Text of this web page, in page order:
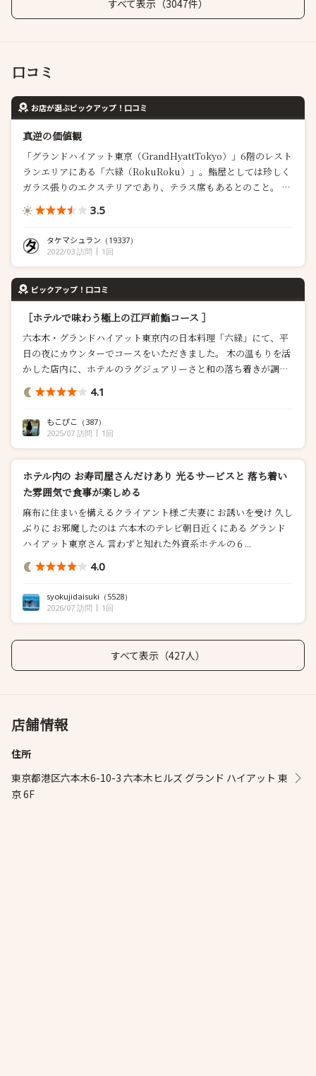
すべて表示（3047件）
口コミ
お店が選ぶピックアップ！口コミ
真逆の価値観
「グランドハイアット東京（GrandHyattTokyo）」6階のレスト
ランエリアにある「六緑（RokuRoku）」。鮨屋としては珍しく
ガラス張りのエクステリアであり、テラス席もあるとのこと。 内
装はもっと変わっていて、吉野檜のカウンターに庵治石や流水が
配され、外国人ウケしそう。採光が良く開放的で明るい空間であ
り、海外のラグジュアリーな日本料理店にお邪魔したかのような
気分です。 ランチ...
3.5
タケマシュラン （19337）
2022/03 訪問
1回
ピックアップ！口コミ
［ホテルで味わう極上の江戸前鮨コース ］
六本木・グランドハイアット東京内の日本料理「六緑」にて、平
日の夜にカウンターでコースをいただきました。 木の温もりを活
かした店内に、ホテルのラグジュアリーさと和の落ち着きが調和
した上質な空間です！ オープンカウンター越しに職人の所作を眺
めながら、目の前で繰り広げられる握りのひとつひとつを...
4.1
もこぴこ （387）
2025/07 訪問
1回
ホテル内の お寿司屋さんだけあり 光るサービスと 落ち着い
た雰囲気で食事が楽しめる
麻布に住まいを構えるクライアント様ご夫妻に お誘いを受け 久し
ぶりに お邪魔したのは 六本木のテレビ朝日近くにある グランド
ハイアット東京さん 言わずと知れた外資系ホテルの６...
4.0
syokujidaisuki （5528）
2026/07 訪問
1回
すべて表示（427人）
店舗情報
住所
東京都港区六本木6-10-3 六本木ヒルズ グランド ハイアット 東
京 6F